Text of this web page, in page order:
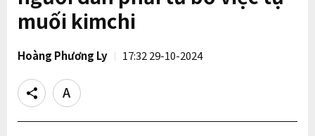
muối kimchi
Hoàng Phương Ly 17:32 29-10-2024
Share
Text
size